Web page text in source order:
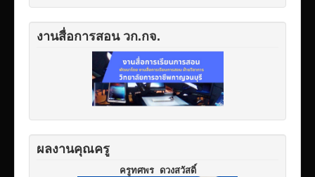
งานสื่อการสอน วก.กจ.
ผลงานคุณครู
ครูทศพร ดวงสวัสดิ์